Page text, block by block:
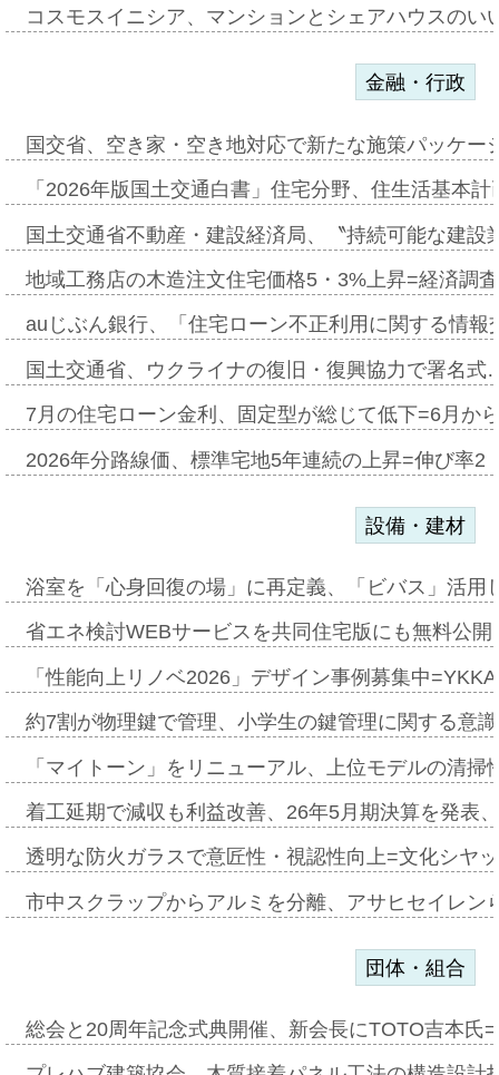
コスモスイニシア、マンションとシェアハウスの
金融・行政
国交省、空き家・空き地対応で新たな施策パッケ
「2026年版国土交通白書」住宅分野、住生活基本
国土交通省不動産・建設経済局、〝持続可能な建
地域工務店の木造注文住宅価格5・3%上昇=経済調
auじぶん銀行、「住宅ローン不正利用に関する情
国土交通省、ウクライナの復旧・復興協力で署名
7月の住宅ローン金利、固定型が総じて低下=6月か
2026年分路線価、標準宅地5年連続の上昇=伸び率
設備・建材
浴室を「心身回復の場」に再定義、「ビバス」活
省エネ検討WEBサービスを共同住宅版にも無料公
「性能向上リノベ2026」デザイン事例募集中
約7割が物理鍵で管理、小学生の鍵管理に関する意
「マイトーン」をリニューアル、上位モデルの清
着工延期で減収も利益改善、26年5月期決算を発表
透明な防火ガラスで意匠性・視認性向上=文化シヤ
市中スクラップからアルミを分離、アサヒセイレ
団体・組合
総会と20周年記念式典開催、新会長にTOTO吉本氏